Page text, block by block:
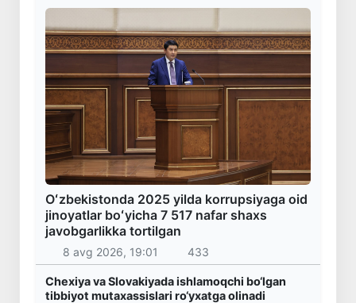
Oʻzbekistonda 2025 yilda korrupsiyaga oid
jinoyatlar boʻyicha 7 517 nafar shaxs
javobgarlikka tortilgan
8 avg 2026, 19:01 433
Chexiya va Slovakiyada ishlamoqchi bo‘lgan
tibbiyot mutaxassislari ro‘yxatga olinadi